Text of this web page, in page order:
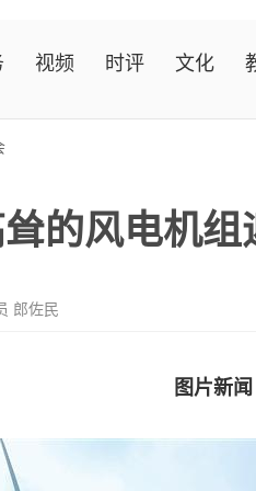
视频 时评 文化
耸的风电机
郎佐民
图片新闻